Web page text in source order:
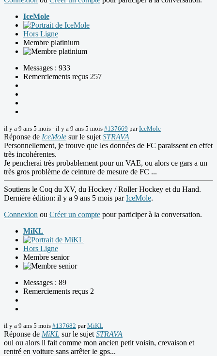
IceMole
Hors Ligne
Membre platinium
Messages : 933
Remerciements reçus 257
il y a 9 ans 5 mois - il y a 9 ans 5 mois #137669 parIceMole
Réponse de IceMole sur le sujet STRAVA
Personnellement, je trouve que les données de FC paraissent en effet
très incohérentes.
Je pencherai très probablement pour un VAE, ou alors ce gars a un
très gros problème de ceinture de mesure de FC ...
Soutiens le Coq du XV, du Hockey / Roller Hockey et du Hand.
Dernière édition: il y a 9 ans 5 mois parIceMole.
Connexion ou Créer un compte pour participer à la conversation.
MiKL
Hors Ligne
Membre senior
Messages : 89
Remerciements reçus 2
il y a 9 ans 5 mois #137682 parMiKL
Réponse de MiKL sur le sujet STRAVA
oui ou alors il fait comme mon ancien petit voisin, crevaison et
rentré en voiture sans arrêter le gps...